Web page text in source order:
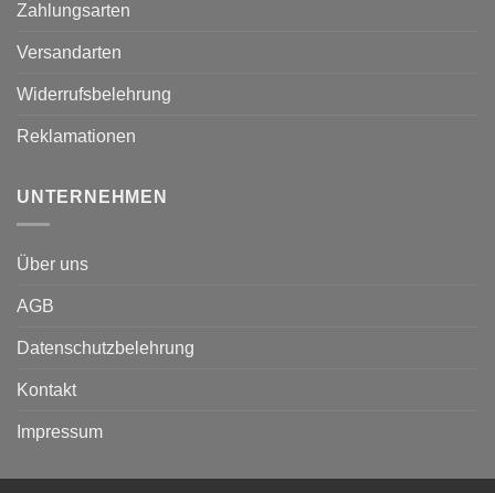
Zahlungsarten
Versandarten
Widerrufsbelehrung
Reklamationen
UNTERNEHMEN
Über uns
AGB
Datenschutzbelehrung
Kontakt
Impressum